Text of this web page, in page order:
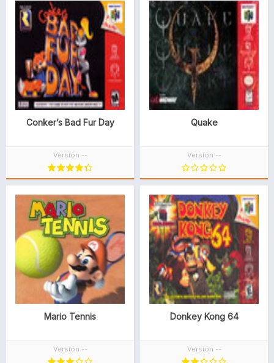
Conker’s Bad Fur Day
Versión --
Quake
Versión --
Mario Tennis
Versión --
Donkey Kong 64
Versión --